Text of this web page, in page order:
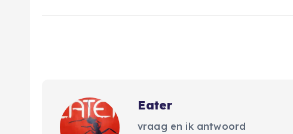
Eater
vraag en ik antwoord